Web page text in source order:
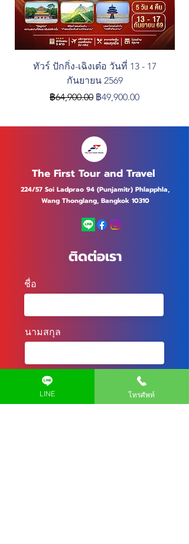
ทัวร์ ปักกิ่ง-เฉิงเต๋อ วันที่ 13 - 17
กันยายน 2569
ราคาปกติ
฿64,900.00 ราคาขายลด
฿49,900.00
The First Tour and Travel
224/57 Soi Ladprao 94 (Punjamitr) Phlapphla,
Wang Thonglang, Bangkok 10310
ติดต่อเรา
ชื่อ
นามสกุล
LINE โทรศัพท์